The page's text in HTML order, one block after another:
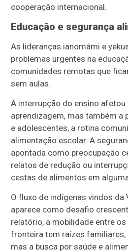
cooperação internacional.
Educação e segurança
As lideranças ianomâmi e
problemas urgentes na
comunidades remotas que
sem aulas.
A interrupção do ensino afetou
aprendizagem, mas também a
e adolescentes, a rotina
alimentação escolar. A
apontada como preocupação
relatos de redução ou
cestas de alimentos em
O fluxo de indígenas vindos da
aparece como desafio
relatório, a mobilidade entre
fronteira tem raízes
mas a busca por saúde e